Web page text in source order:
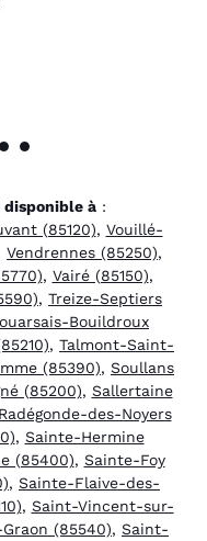
disponible à:
(85120), Vouillé-
Vendrennes (85250),
, Vairé (85150),
, Treize-Septiers
Bouildroux
, Talmont-Saint-
(85390), Soullans
(85200), Sallertaine
des-Noyers
, Sainte-Hermine
(85400), Sainte-Foy
, Sainte-Flaive-des-
, Saint-Vincent-sur-
(85540), Saint-